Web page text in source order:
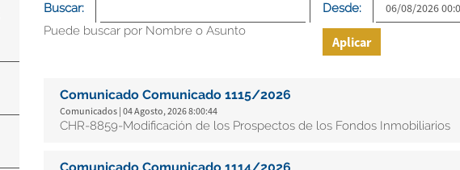
Buscar:
Puede buscar por Nombre o Asunto
Desde:
Aplicar
Comunicado Comunicado 1115/2026
Comunicados | 04 Agosto, 2026 8:00:44
CHR-8859-Modificación de los Prospectos de los Fondos Inmobiliarios
Comunicado Comunicado 1114/2026